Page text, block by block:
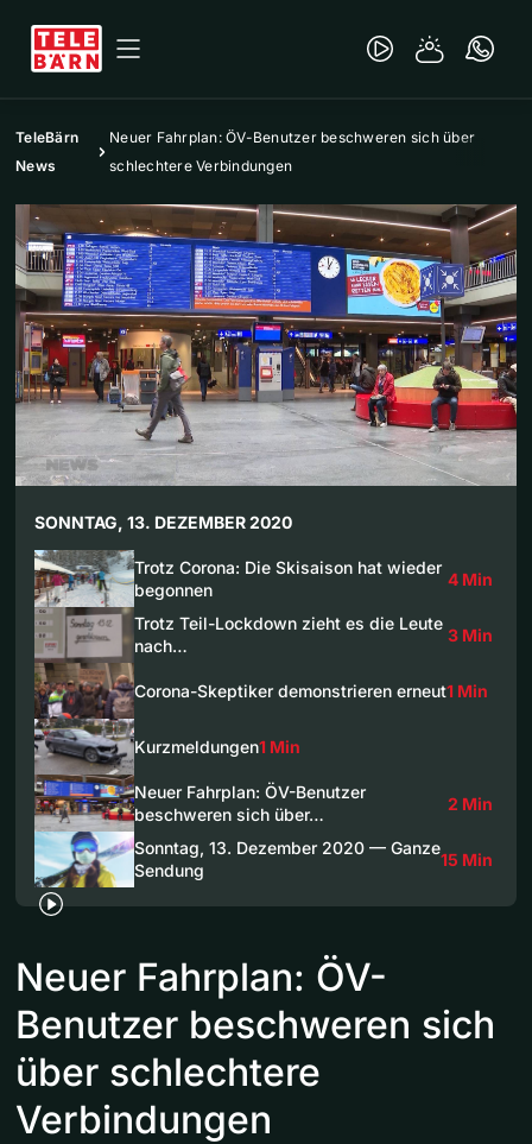
TeleBärn
News
Neuer Fahrplan: ÖV-Benutzer beschweren sich über
schlechtere Verbindungen
SONNTAG, 13. DEZEMBER 2020
Trotz Corona: Die Skisaison hat wieder
begonnen
4 Min
Trotz Teil-Lockdown zieht es die Leute
nach…
3 Min
Corona-Skeptiker demonstrieren erneut1 Min
Kurzmeldungen1 Min
Neuer Fahrplan: ÖV-Benutzer
beschweren sich über…
2 Min
Sonntag, 13. Dezember 2020 — Ganze
Sendung
15 Min
Neuer Fahrplan: ÖV-
Benutzer beschweren sich
über schlechtere
Verbindungen